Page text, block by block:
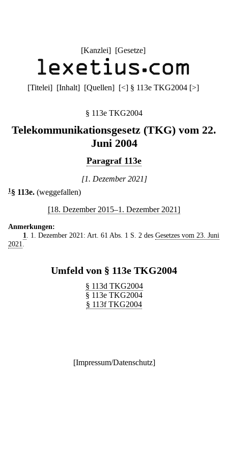
[Kanzlei] [Gesetze]
[Titelei] [Inhalt] [Quellen] [<] § 113e TKG2004 [>]
§ 113e TKG2004
Telekommunikationsgesetz (TKG) vom 22.
Juni 2004
Paragraf 113e
[1. Dezember 2021]
1 § 113e. (weggefallen)
[18. Dezember 2015–1. Dezember 2021]
Anmerkungen:
1
. 1. Dezember 2021: Art. 61 Abs. 1 S. 2 des Gesetzes vom 23. Juni
2021
Umfeld von § 113e TKG2004
§ 113d TKG2004
§ 113e TKG2004
§ 113f TKG2004
[Impressum/Datenschutz]